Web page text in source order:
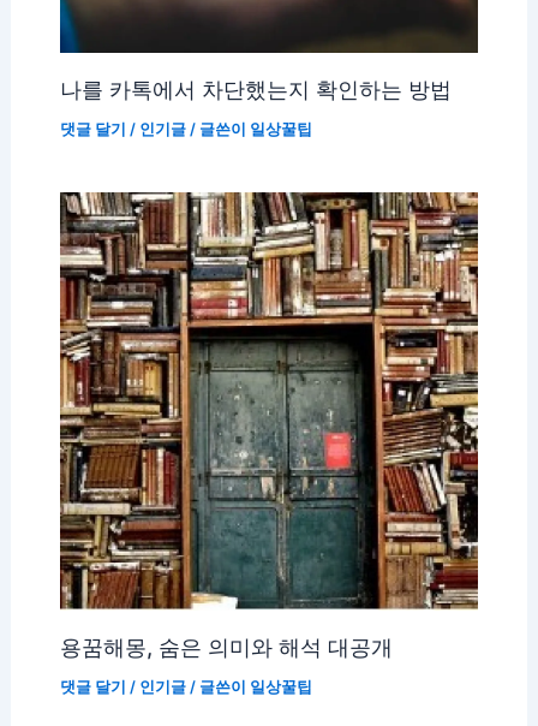
나를 카톡에서 차단했는지 확인하는 방법
댓글 달기 / 인기글/ 글쓴이 일상꿀팁
용꿈해몽, 숨은 의미와 해석 대공개
댓글 달기 / 인기글/ 글쓴이 일상꿀팁